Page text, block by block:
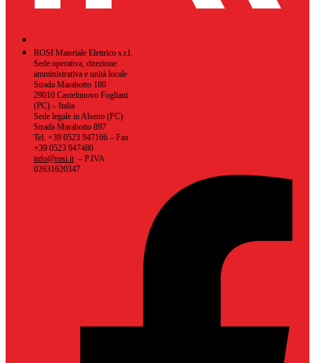
ROSI Materiale Elettrico s.r.l.
Sede operativa, direzione
amministrativa e unità locale
Strada Marabotto 180
29010 Castelnuovo Fogliani
(PC) – Italia
Sede legale in Alseno (PC)
Strada Marabotto 897
Tel. +39 0523 947166 – Fax
+39 0523 947480
info@rosi.it– P.IVA
02631620347